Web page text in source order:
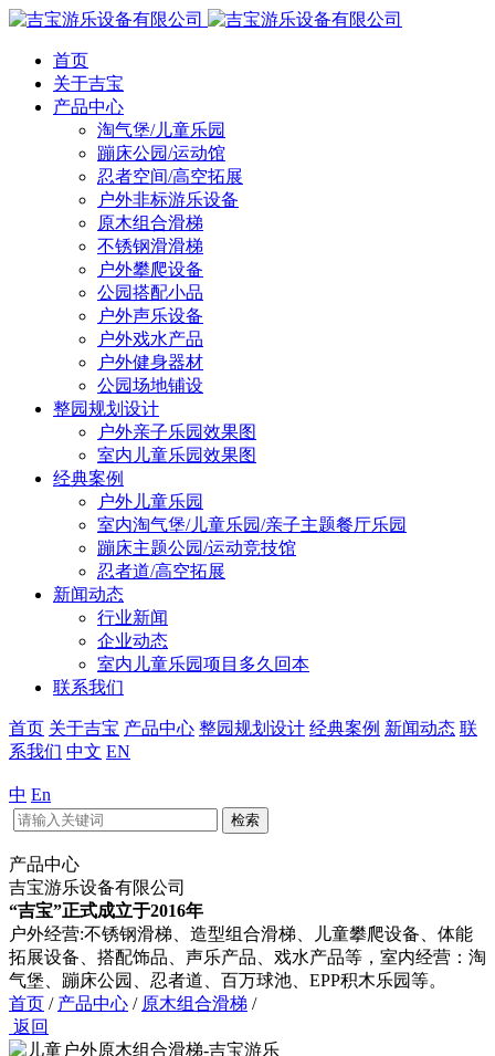
首页
关于吉宝
产品中心
淘气堡/儿童乐园
蹦床公园/运动馆
忍者空间/高空拓展
户外非标游乐设备
原木组合滑梯
不锈钢滑滑梯
户外攀爬设备
公园搭配小品
户外声乐设备
户外戏水产品
户外健身器材
公园场地铺设
整园规划设计
户外亲子乐园效果图
室内儿童乐园效果图
经典案例
户外儿童乐园
室内淘气堡/儿童乐园/亲子主题餐厅乐园
蹦床主题公园/运动竞技馆
忍者道/高空拓展
新闻动态
行业新闻
企业动态
室内儿童乐园项目多久回本
联系我们
首页 关于吉宝 产品中心 整园规划设计 经典案例 新闻动态 联
系我们 中文 EN
中 En
检索
产品中心
吉宝游乐设备有限公司
“吉宝”正式成立于2016年
户外经营:不锈钢滑梯、造型组合滑梯、儿童攀爬设备、体能
拓展设备、搭配饰品、声乐产品、戏水产品等，室内经营：淘
气堡、蹦床公园、忍者道、百万球池、EPP积木乐园等。
首页 / 产品中心 / 原木组合滑梯 /
返回